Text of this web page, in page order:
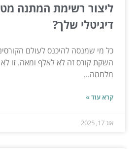
ליצור רשימת המתנה
דיגיטלי שלך?
כל מי שמנסה להיכנס לעולם
השקת קורס זה לא לאלף ומאה. זו
מלחמה...
קרא עוד »
אוג 17, 2025